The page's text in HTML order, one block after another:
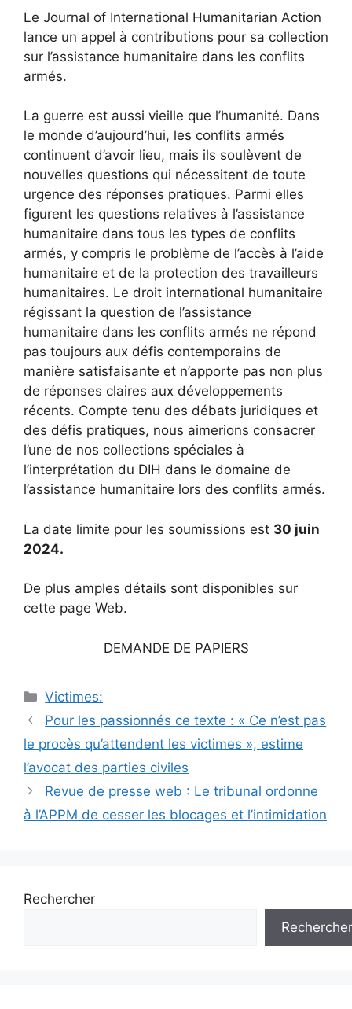
Le Journal of International Humanitarian Action
lance un appel à contributions pour sa collection
sur l’assistance humanitaire dans les conflits
armés.
La guerre est aussi vieille que l’humanité. Dans
le monde d’aujourd’hui, les conflits armés
continuent d’avoir lieu, mais ils soulèvent de
nouvelles questions qui nécessitent de toute
urgence des réponses pratiques. Parmi elles
figurent les questions relatives à l’assistance
humanitaire dans tous les types de conflits
armés, y compris le problème de l’accès à l’aide
humanitaire et de la protection des travailleurs
humanitaires. Le droit international humanitaire
régissant la question de l’assistance
humanitaire dans les conflits armés ne répond
pas toujours aux défis contemporains de
manière satisfaisante et n’apporte pas non plus
de réponses claires aux développements
récents. Compte tenu des débats juridiques et
des défis pratiques, nous aimerions consacrer
l’une de nos collections spéciales à
l’interprétation du DIH dans le domaine de
l’assistance humanitaire lors des conflits armés.
La date limite pour les soumissions est 30 juin
2024.
De plus amples détails sont disponibles sur
cette page Web.
DEMANDE DE PAPIERS
Catégories
Victimes:
Navigation
des
articles
Pour les passionnés ce texte : « Ce n’est pas
le procès qu’attendent les victimes », estime
l’avocat des parties civiles
Revue de presse web : Le tribunal ordonne
à l’APPM de cesser les blocages et l’intimidation
Rechercher
Rechercher